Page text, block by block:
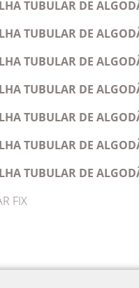
TUBULAR DE
TUBULAR DE
TUBULAR DE
TUBULAR DE
TUBULAR DE
TUBULAR DE
TUBULAR DE
FIX